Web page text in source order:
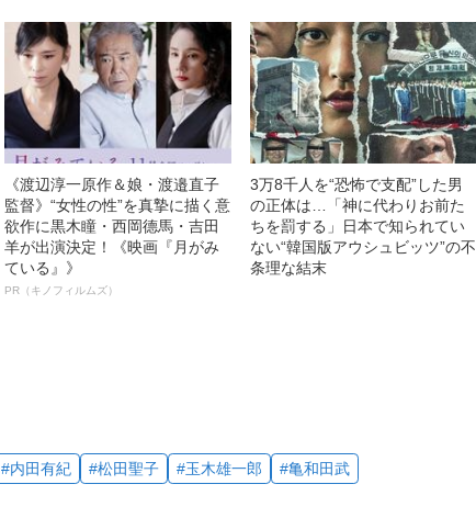
《渡辺淳一原作＆娘・渡邉直子
監督》“女性の性”を真摯に描く意
欲作に黒木瞳・西岡德馬・吉田
羊が出演決定！《映画『月がみ
ている』》
PR（キノフィルムズ）
3万8千人を“恐怖で支配”した男
の正体は…「神に代わりお前た
ちを罰する」日本で知られてい
ない“韓国版アウシュビッツ”の不
条理な結末
#内田有紀 #松田聖子 #玉木雄一郎 #亀和田武